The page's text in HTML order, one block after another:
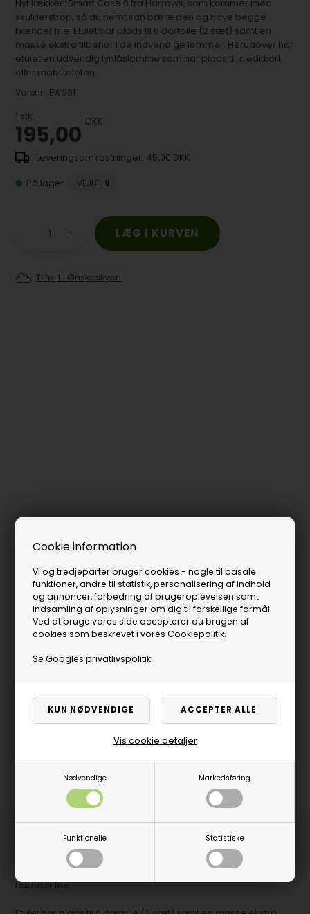
Cookie information
Vi og tredjeparter bruger cookies - nogle til basale
funktioner, andre til statistik, personalisering af indhold
og annoncer, forbedring af brugeroplevelsen samt
indsamling af oplysninger om dig til forskellige formål.
Ved at bruge vores side accepterer du brugen af
cookies som beskrevet i voresCookiepolitik.
Se Googles privatlivspolitik
Nødvendige Markedsføring
Funktionelle Statistiske
Vis cookie detaljer
Nyt lækkert Smart Case 6 fra Harrows, som kommer med
skulderstrop, så du nemt kan bære den og have begge
hænder frie. Etuiet har plads til 6 dartpile (2 sæt) samt en
masse ekstra tilbehør i de indvendige lommer. Herudover har
etuiet en udvendig lynlåslomme som har plads til kreditkort
eller mobiltelefon.
Varenr.: EW981
1 stk.
195,00 DKK
45,00 DKK
På lager
VEJLE: 9
- +
Tilføj til Ønskeskyen
Produktbeskrivelse
Nyt lækkert Smart Case 6 fra Harrows, som kommer med
skulderstrop, så du nemt kan bære den og have begge
hænder frie.